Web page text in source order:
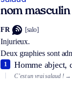
nom masculin
FR [salo]
Injurieux.
Deux graphies sont
Homme abject,
1
C’est un vrai salaud ! →